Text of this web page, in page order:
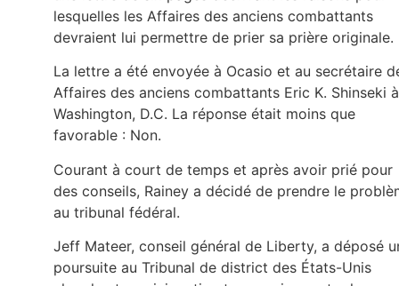
lesquelles les Affaires des anciens combattants
devraient lui permettre de prier sa prière originale.
La lettre a été envoyée à Ocasio et au secrétaire
Affaires des anciens combattants Eric K. Shinseki à
Washington, D.C. La réponse était moins que
favorable : Non.
Courant à court de temps et après avoir prié pour
des conseils, Rainey a décidé de prendre le
au tribunal fédéral.
Jeff Mateer, conseil général de Liberty, a déposé
poursuite au Tribunal de district des États-Unis